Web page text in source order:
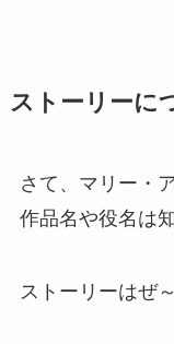
ストーリーに
さて、マリー・
作品名や役名は
ストーリーはぜ